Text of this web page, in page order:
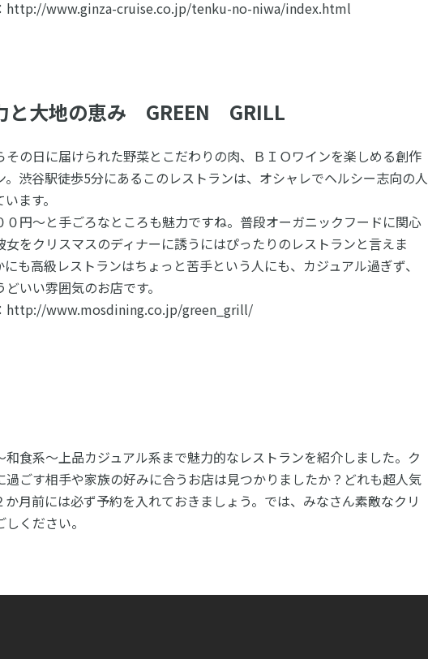
http://www.ginza-cruise.co.jp/tenku-no-niwa/index.html
と大地の恵み GREEN GRILL
その日に届けられた野菜とこだわりの肉、ＢＩＯワインを楽しめる創作
。渋谷駅徒歩5分にあるこのレストランは、オシャレでヘルシー志向の人
ます。
０円～と手ごろなところも魅力ですね。普段オーガニックフードに関心
女をクリスマスのディナーに誘うにはぴったりのレストランと言えま
も高級レストランはちょっと苦手という人にも、カジュアル過ぎず、
いい雰囲気のお店です。
http://www.mosdining.co.jp/green_grill/
和食系～上品カジュアル系まで魅力的なレストランを紹介しました。ク
過ごす相手や家族の好みに合うお店は見つかりましたか？どれも超人気
か月前には必ず予約を入れておきましょう。では、みなさん素敵なクリ
ください。